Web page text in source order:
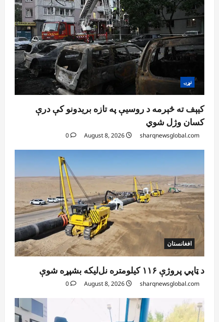
5
sharqnewsglobal.com
August 6, 2026
نړۍ
کیېف ته څېرمه د روسیې په تازه بریدونو کې درې
کسان وژل شوي
sharqnewsglobal.com
0
افغانستان
د ټاپي پروژې ۱۱۶ کیلومتره نل‌لیکه بشپړه شوې
sharqnewsglobal.com
0